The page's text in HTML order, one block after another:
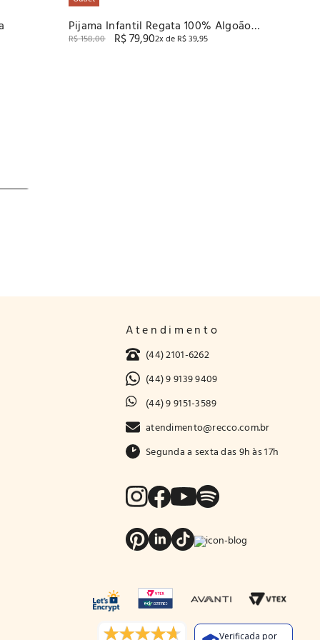
Pijama Infantil Regata 100% Algoão
Baunilha
R$158,00 R$79,902x de R$39,95
Atendimento
(44) 2101-6262
(44) 9 9139 9409
(44) 9 9151-3589
atendimento@recco.com.br
Segunda a sexta das 9h às 17h
Verificada por